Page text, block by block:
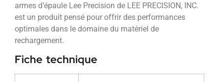
armes d’épaule Lee Precision de LEE PRECISION, INC.
est un produit pensé pour offrir des performances
optimales dans le domaine du matériel de
rechargement.
Fiche technique